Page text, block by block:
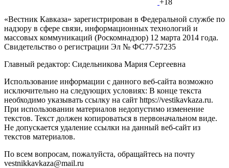
+18
«Вестник Кавказа» зарегистрирован в Федеральной службе по
надзору в сфере связи, информационных технологий и
массовых коммуникаций (Роскомнадзор) 12 марта 2014 года.
Свидетельство о регистрации Эл № ФС77-57235
Главный редактор: Сидельникова Мария Сергеевна
Использование информации с данного веб-сайта возможно
исключительно на следующих условиях: В конце текста
необходимо указывать ссылку на сайт https://vestikavkaza.ru.
При использовании материалов недопустимо изменение
текстов. Текст должен копироваться в первоначальном виде.
Не допускается удаление ссылки на данный веб-сайт из
текстов материалов.
По всем вопросам, пожалуйста, обращайтесь на почту
vestnikkavkaza@mail.ru